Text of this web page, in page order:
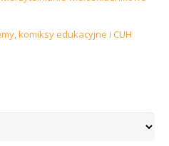
komiksy edukacyjne i CUH